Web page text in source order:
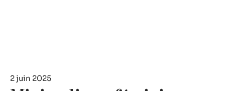
2 juin 2025